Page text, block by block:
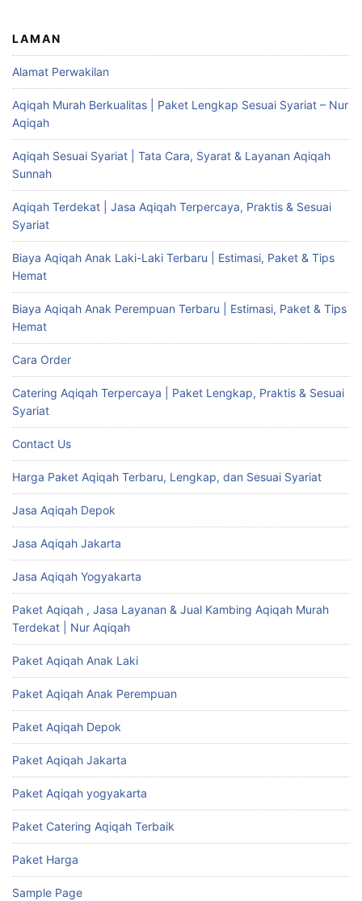
LAMAN
Alamat Perwakilan
Aqiqah Murah Berkualitas | Paket Lengkap Sesuai Syariat – Nur
Aqiqah
Aqiqah Sesuai Syariat | Tata Cara, Syarat & Layanan Aqiqah
Sunnah
Aqiqah Terdekat | Jasa Aqiqah Terpercaya, Praktis & Sesuai
Syariat
Biaya Aqiqah Anak Laki-Laki Terbaru | Estimasi, Paket & Tips
Hemat
Biaya Aqiqah Anak Perempuan Terbaru | Estimasi, Paket & Tips
Hemat
Cara Order
Catering Aqiqah Terpercaya | Paket Lengkap, Praktis & Sesuai
Syariat
Contact Us
Harga Paket Aqiqah Terbaru, Lengkap, dan Sesuai Syariat
Jasa Aqiqah Depok
Jasa Aqiqah Jakarta
Jasa Aqiqah Yogyakarta
Paket Aqiqah , Jasa Layanan & Jual Kambing Aqiqah Murah
Terdekat | Nur Aqiqah
Paket Aqiqah Anak Laki
Paket Aqiqah Anak Perempuan
Paket Aqiqah Depok
Paket Aqiqah Jakarta
Paket Aqiqah yogyakarta
Paket Catering Aqiqah Terbaik
Paket Harga
Sample Page